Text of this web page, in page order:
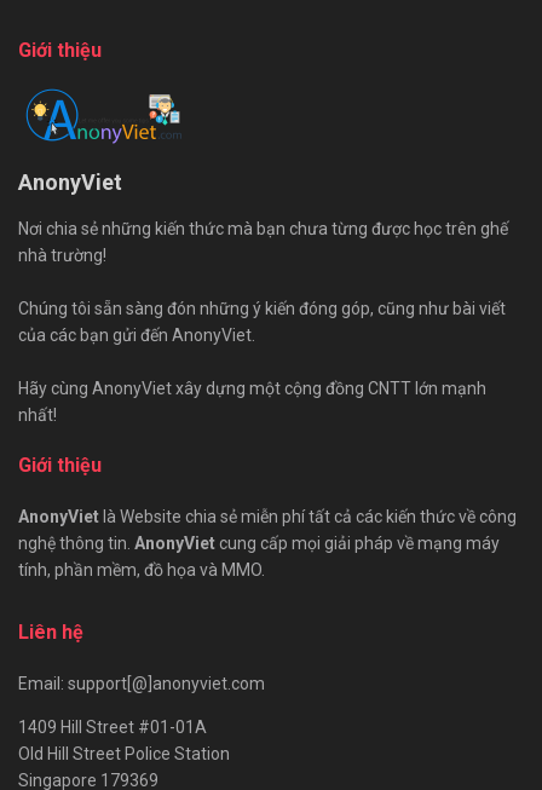
Giới thiệu
AnonyViet
Nơi chia sẻ những kiến thức mà bạn chưa từng được học trên ghế
nhà trường!
Chúng tôi sẵn sàng đón những ý kiến đóng góp, cũng như bài viết
của các bạn gửi đến AnonyViet.
Hãy cùng AnonyViet xây dựng một cộng đồng CNTT lớn mạnh
nhất!
Giới thiệu
AnonyViet là Website chia sẻ miễn phí tất cả các kiến thức về công
nghệ thông tin. AnonyViet cung cấp mọi giải pháp về mạng máy
tính, phần mềm, đồ họa và MMO.
Liên hệ
Email: support[@]anonyviet.com
1409 Hill Street #01-01A
Old Hill Street Police Station
Singapore 179369